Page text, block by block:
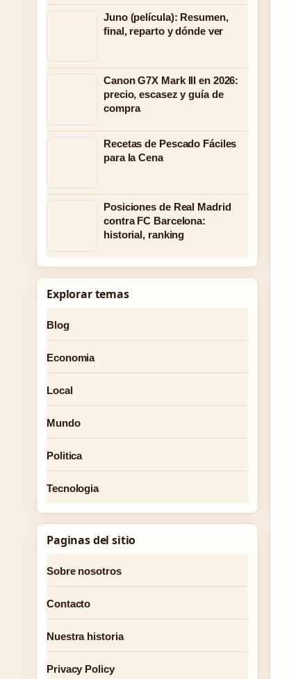
Juno (película): Resumen,
final, reparto y dónde ver
Canon G7X Mark III en 2026:
precio, escasez y guía de
compra
Recetas de Pescado Fáciles
para la Cena
Posiciones de Real Madrid
contra FC Barcelona:
historial, ranking
Explorar temas
Blog
Economia
Local
Mundo
Politica
Tecnologia
Paginas del sitio
Sobre nosotros
Contacto
Nuestra historia
Privacy Policy